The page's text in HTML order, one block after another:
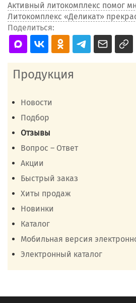
Активный литокомплекс помог
Литокомплекс «Деликат»
Поделиться:
Продукция
Новости
Подбор
Отзывы
Вопрос – Ответ
Акции
Быстрый заказ
Хиты продаж
Новинки
Каталог
Мобильная версия
Электронный каталог